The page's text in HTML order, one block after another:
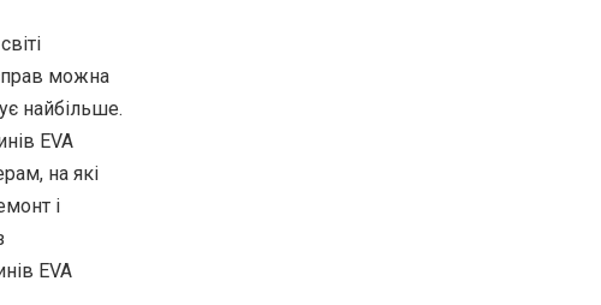
можна
найбільше.
EVA
на які
і
EVA